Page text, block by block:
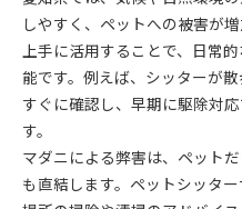
しやすく、ペットへの被害が
上手に活用することで、日常
能です。例えば、シッターが
すぐに確認し、早期に駆除対
す。
マダニによる弊害は、ペット
も直結します。ペットシッタ